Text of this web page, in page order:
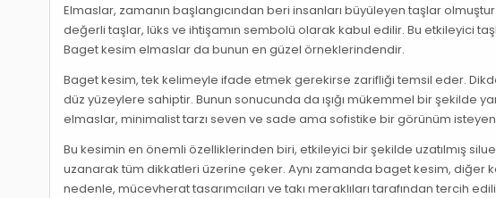
Elmaslar, zamanın başlangıcından beri insanları büyüleyen taşlar
değerli taşlar, lüks ve ihtişamın sembolü olarak kabul edilir. Bu etkileyici
Baget kesim elmaslar da bunun en güzel örneklerindendir.
Baget kesim, tek kelimeyle ifade etmek gerekirse zarifliği temsil eder.
düz yüzeylere sahiptir. Bunun sonucunda da ışığı mükemmel bir şekilde
elmaslar, minimalist tarzı seven ve sade ama sofistike bir görünüm
Bu kesimin en önemli özelliklerinden biri, etkileyici bir şekilde uzatılmış
uzanarak tüm dikkatleri üzerine çeker. Aynı zamanda baget kesim, diğer
nedenle, mücevherat tasarımcıları ve takı meraklıları tarafından tercih